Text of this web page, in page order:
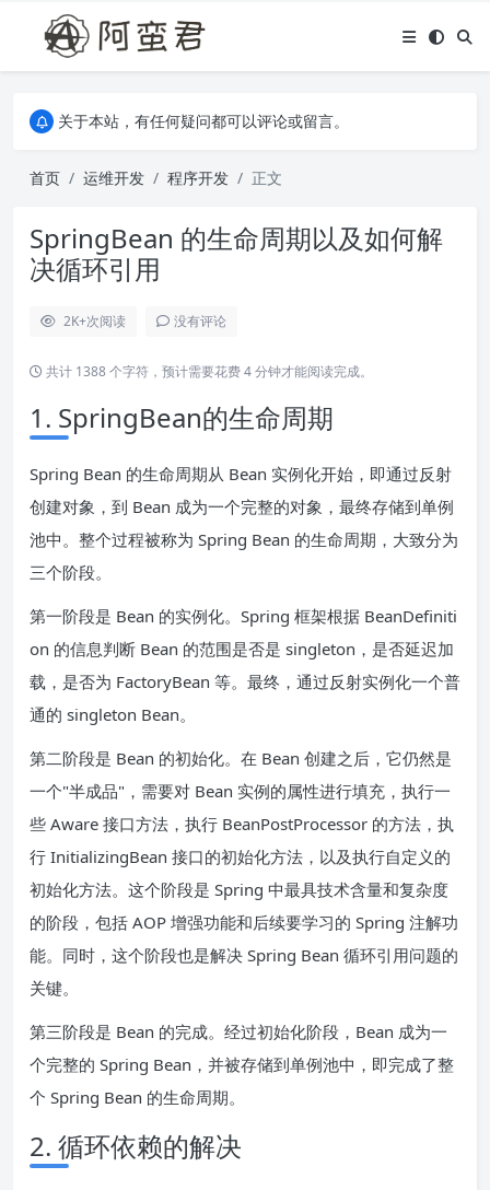
关于本站，有任何疑问都可以评论或留言。
关于本站，有任何疑问都可以评论或留言。
首页
运维开发 程序开发 正文
SpringBean 的生命周期以及如何解
决循环引用
2K+次阅读 没有评论
共计 1388 个字符，预计需要花费 4 分钟才能阅读完成。
1. SpringBean的生命周期
Spring Bean 的生命周期从 Bean 实例化开始，即通过反射
创建对象，到 Bean 成为一个完整的对象，最终存储到单例
池中。整个过程被称为 Spring Bean 的生命周期，大致分为
三个阶段。
第一阶段是 Bean 的实例化。Spring 框架根据 BeanDefiniti
on 的信息判断 Bean 的范围是否是 singleton，是否延迟加
载，是否为 FactoryBean 等。最终，通过反射实例化一个普
通的 singleton Bean。
第二阶段是 Bean 的初始化。在 Bean 创建之后，它仍然是
一个"半成品"，需要对 Bean 实例的属性进行填充，执行一
些 Aware 接口方法，执行 BeanPostProcessor 的方法，执
行 InitializingBean 接口的初始化方法，以及执行自定义的
初始化方法。这个阶段是 Spring 中最具技术含量和复杂度
的阶段，包括 AOP 增强功能和后续要学习的 Spring 注解功
能。同时，这个阶段也是解决 Spring Bean 循环引用问题的
关键。
第三阶段是 Bean 的完成。经过初始化阶段，Bean 成为一
个完整的 Spring Bean，并被存储到单例池中，即完成了整
个 Spring Bean 的生命周期。
2. 循环依赖的解决